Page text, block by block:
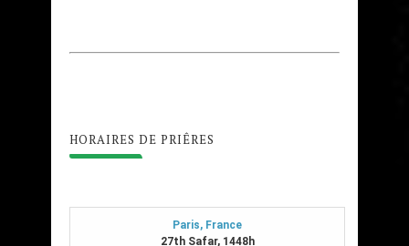
HORAIRES DE PRIÊRES